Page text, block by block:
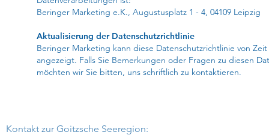
Beringer Marketing e.K., Augustusplatz 1 - 4, 04109 Leipzig
Aktualisierung der Datenschutzrichtlinie
Beringer Marketing kann diese Datenschutzrichtlinie von
angezeigt. Falls Sie Bemerkungen oder Fragen zu diesen
möchten wir Sie bitten, uns schriftlich zu kontaktieren.
Kontakt zur Goitzsche Seeregion: